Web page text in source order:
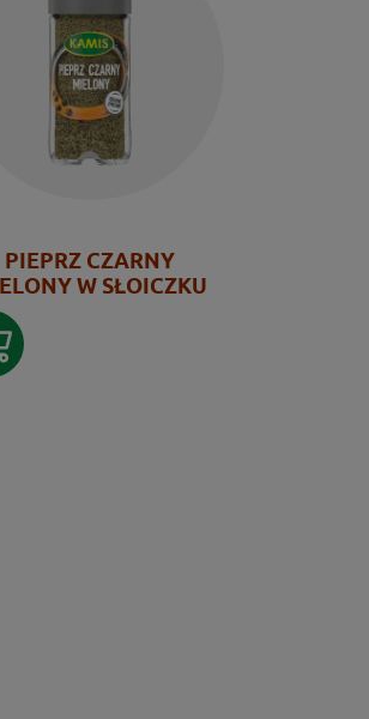
PIEPRZ CZARNY
W SŁOICZKU